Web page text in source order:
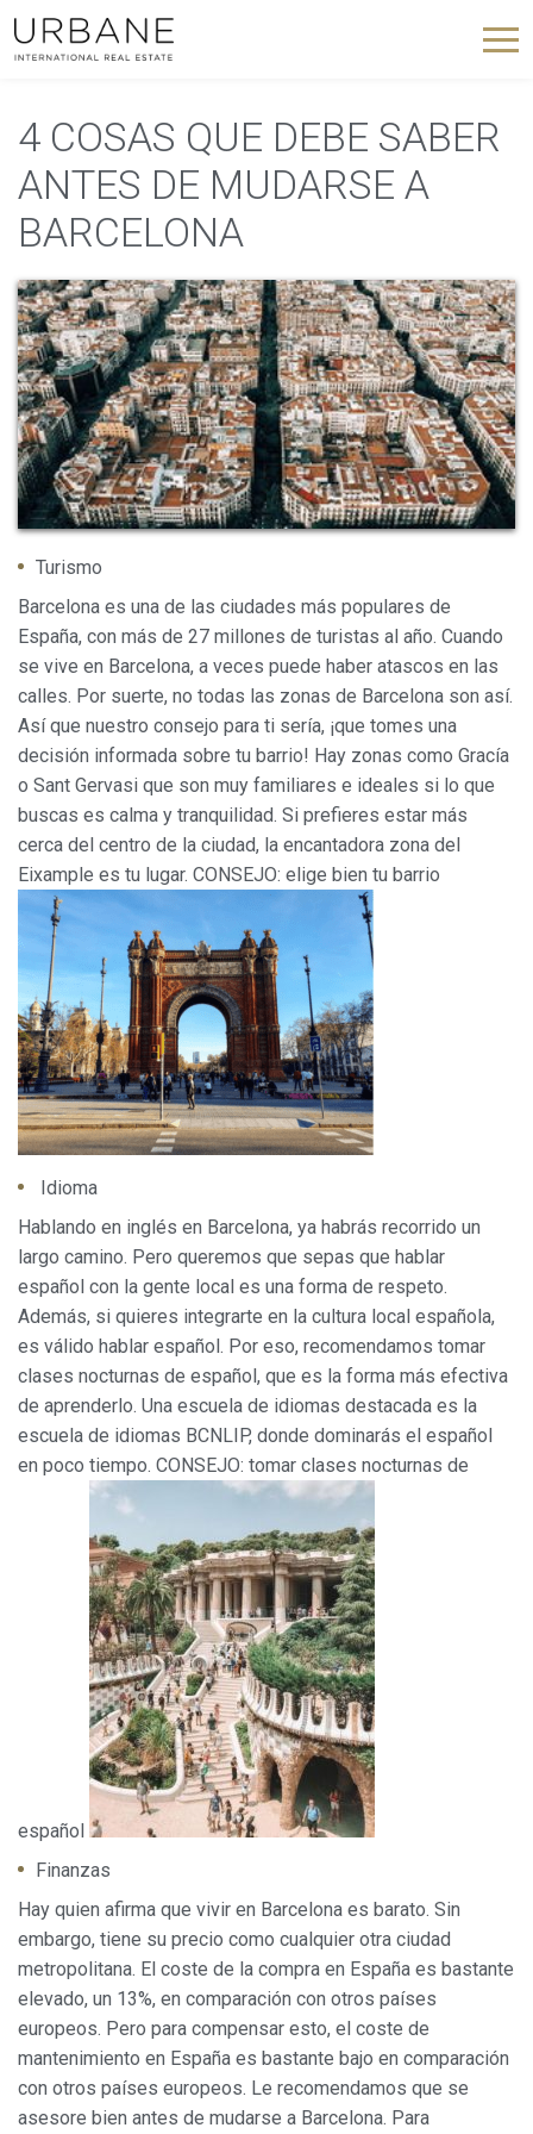
4 COSAS QUE DEBE SABER
ANTES DE MUDARSE A
BARCELONA
Turismo
Barcelona es una de las ciudades más populares de
España, con más de 27 millones de turistas al año. Cuando
se vive en Barcelona, a veces puede haber atascos en las
calles. Por suerte, no todas las zonas de Barcelona son así.
Así que nuestro consejo para ti sería, ¡que tomes una
decisión informada sobre tu barrio! Hay zonas como Gracía
o Sant Gervasi que son muy familiares e ideales si lo que
buscas es calma y tranquilidad. Si prefieres estar más
cerca del centro de la ciudad, la encantadora zona del
Eixample es tu lugar. CONSEJO: elige bien tu barrio
Idioma
Hablando en inglés en Barcelona, ya habrás recorrido un
largo camino. Pero queremos que sepas que hablar
español con la gente local es una forma de respeto.
Además, si quieres integrarte en la cultura local española,
es válido hablar español. Por eso, recomendamos tomar
clases nocturnas de español, que es la forma más efectiva
de aprenderlo. Una escuela de idiomas destacada es la
escuela de idiomas BCNLIP, donde dominarás el español
en poco tiempo. CONSEJO: tomar clases nocturnas de
español
Finanzas
Hay quien afirma que vivir en Barcelona es barato. Sin
embargo, tiene su precio como cualquier otra ciudad
metropolitana. El coste de la compra en España es bastante
elevado, un 13%, en comparación con otros países
europeos. Pero para compensar esto, el coste de
mantenimiento en España es bastante bajo en comparación
con otros países europeos. Le recomendamos que se
asesore bien antes de mudarse a Barcelona. Para
Modificar cookies
Técnicas y funcionales
Siempre activas
Este sitio web utiliza Cookies propias para recopilar
información con la finalidad de mejorar nuestros servicios.
Si continua navegando, supone la aceptación de la
instalación de las mismas. El usuario tiene la posibilidad
de configurar su navegador pudiendo, si así lo desea,
impedir que sean instaladas en su disco duro, aunque
deberá tener en cuenta que dicha acción podrá ocasionar
dificultades de navegación de la página web.
Analíticas y personalización
comportamiento de los usuarios de este sitio web. La
utiliza en la medición de la actividad de la web para la
elaboración de perfiles de navegación de los usuarios con
el fin de introducir mejoras en función del análisis de los
datos de uso que hacen los usuarios del servicio. Permiten
guardar la información de preferencia del usuario para
mejorar la calidad de nuestros servicios y para ofrecer una
mejor experiencia a través de productos recomendados.
Marketing y publicidad
Estas cookies son utilizadas para almacenar información
sobre las preferencias y elecciones personales del usuario
a través de la observación continuada de sus hábitos de
navegación. Gracias a ellas, podemos conocer los hábitos
de navegación en el sitio web y mostrar publicidad
relacionada con el perfil de navegación del usuario.